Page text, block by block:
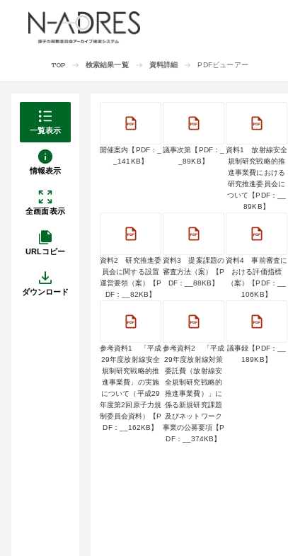
TOP 検索結果一覧 資料詳細 PDFビューアー
一覧表示
情報表示
全画面表示
URLコピー
ダウンロード
開催案内【PDF：_
_141KB】
議事次第【PDF：_
_89KB】
資料1 放射線安全
規制研究戦略的推
進事業費における
研究推進委員会に
ついて【PDF：__
89KB】
資料2 研究推進委
員会に関する設置
運営要領（案）【P
DF：__82KB】
資料3 提案課題の
審査方法（案）【P
DF：__88KB】
資料4 事前審査に
おける評価指標
（案）【PDF：__
106KB】
参考資料1 「平成
29年度放射線安全
規制研究戦略的推
進事業費」の実施
について（平成29
年度第2回原子力規
制委員会資料）【P
DF：__162KB】
参考資料2 「平成
29年度放射線対策
委託費（放射線安
全規制研究戦略的
推進事業費）」に
係る新規研究課題
及びネットワーク
事業の公募要項【P
DF：__374KB】
議事録【PDF：__
189KB】